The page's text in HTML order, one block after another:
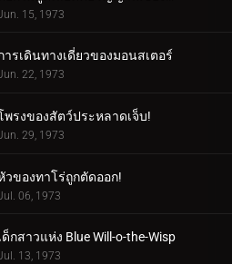
15, 1973
ารเดินทางเดี่ยวของมอนสเตอร์
22, 1973
พรงของสัตว์ประหลาดเจ็บ!
29, 1973
วของทาโร่ถูกตัดออก!
06, 1973
ด็กสาวแห่ง Blue Will-o-the-Wisp
13, 1973